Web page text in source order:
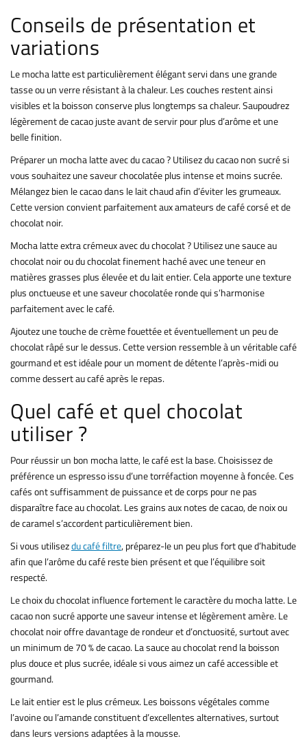
Conseils de présentation et
variations
Le mocha latte est particulièrement élégant servi dans une grande
tasse ou un verre résistant à la chaleur. Les couches restent ainsi
visibles et la boisson conserve plus longtemps sa chaleur. Saupoudrez
légèrement de cacao juste avant de servir pour plus d’arôme et une
belle finition.
Préparer un mocha latte avec du cacao ? Utilisez du cacao non sucré si
vous souhaitez une saveur chocolatée plus intense et moins sucrée.
Mélangez bien le cacao dans le lait chaud afin d’éviter les grumeaux.
Cette version convient parfaitement aux amateurs de café corsé et de
chocolat noir.
Mocha latte extra crémeux avec du chocolat ? Utilisez une sauce au
chocolat noir ou du chocolat finement haché avec une teneur en
matières grasses plus élevée et du lait entier. Cela apporte une texture
plus onctueuse et une saveur chocolatée ronde qui s’harmonise
parfaitement avec le café.
Ajoutez une touche de crème fouettée et éventuellement un peu de
chocolat râpé sur le dessus. Cette version ressemble à un véritable café
gourmand et est idéale pour un moment de détente l’après-midi ou
comme dessert au café après le repas.
Quel café et quel chocolat
utiliser ?
Pour réussir un bon mocha latte, le café est la base. Choisissez de
préférence un espresso issu d’une torréfaction moyenne à foncée. Ces
cafés ont suffisamment de puissance et de corps pour ne pas
disparaître face au chocolat. Les grains aux notes de cacao, de noix ou
de caramel s’accordent particulièrement bien.
Si vous utilisezdu café filtre, préparez-le un peu plus fort que d’habitude
afin que l’arôme du café reste bien présent et que l’équilibre soit
respecté.
Le choix du chocolat influence fortement le caractère du mocha latte. Le
cacao non sucré apporte une saveur intense et légèrement amère. Le
chocolat noir offre davantage de rondeur et d’onctuosité, surtout avec
un minimum de 70 % de cacao. La sauce au chocolat rend la boisson
plus douce et plus sucrée, idéale si vous aimez un café accessible et
gourmand.
Le lait entier est le plus crémeux. Les boissons végétales comme
l’avoine ou l’amande constituent d’excellentes alternatives, surtout
dans leurs versions adaptées à la mousse.